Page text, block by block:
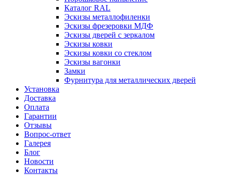
Каталог RAL
Эскизы металлофиленки
Эскизы фрезеровки МДФ
Эскизы дверей с зеркалом
Эскизы ковки
Эскизы ковки со стеклом
Эскизы вагонки
Замки
Фурнитура для металлических дверей
Установка
Доставка
Оплата
Гарантии
Отзывы
Вопрос-ответ
Галерея
Блог
Новости
Контакты